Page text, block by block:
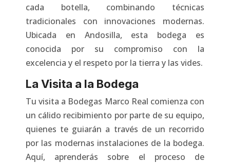
cada botella, combinando técnicas
tradicionales con innovaciones modernas.
Ubicada en Andosilla, esta bodega es
conocida por su compromiso con la
excelencia y el respeto por la tierra y las vides.
La Visita a la Bodega
Tu visita a Bodegas Marco Real comienza con
un cálido recibimiento por parte de su equipo,
quienes te guiarán a través de un recorrido
por las modernas instalaciones de la bodega.
Aquí, aprenderás sobre el proceso de